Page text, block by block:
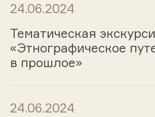
24.06.2024
Тематическая
«Этнографическое
в прошлое»
24.06.2024